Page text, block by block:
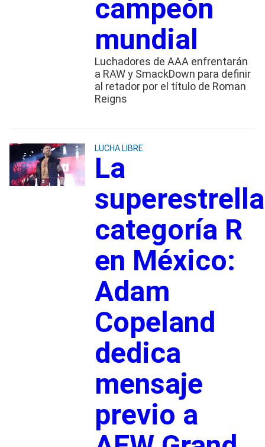
campeón
mundial
Luchadores de AAA enfrentarán
a RAW y SmackDown para definir
al retador por el título de Roman
Reigns
LUCHA LIBRE
La
superestrella
categoría R
en México:
Adam
Copeland
dedica
mensaje
previo a